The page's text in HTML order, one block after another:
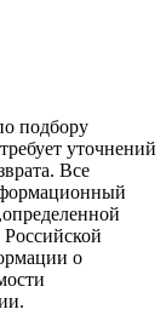
подбору
уточнений
Все
о